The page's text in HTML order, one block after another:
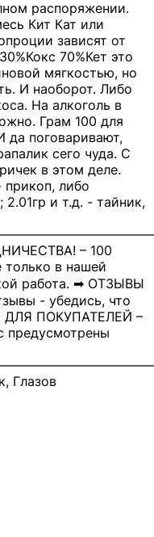
распоряжении.
Кит Кат или
зависят от
70%Кет это
мягкостью, но
И наоборот. Либо
На алкоголь в
Грам 100 для
да поговаривают,
сего чуда. С
в этом деле.
прикоп, либо
2.01гр и т.д. - тайник,
– 100
в нашей
работа. ➡ ОТЗЫВЫ
- убедись, что
ДЛЯ ПОКУПАТЕЛЕЙ –
предусмотрены
Глазов